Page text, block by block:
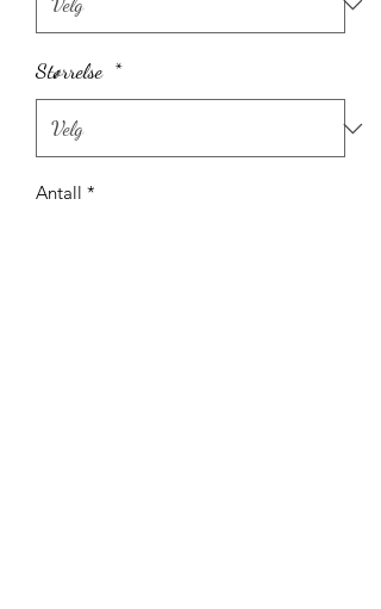
Størrelse *
Antall *